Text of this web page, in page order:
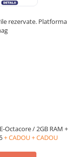
rezervate. Platforma
Octacore / 2GB RAM +
+ CADOU+ CADOU